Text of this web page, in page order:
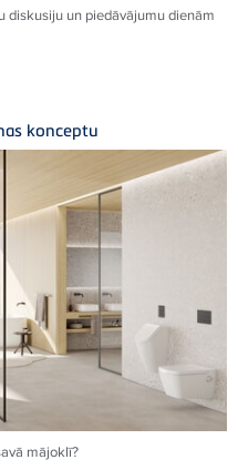
diskusiju un piedāvājumu dienām
konceptu
mājoklī?